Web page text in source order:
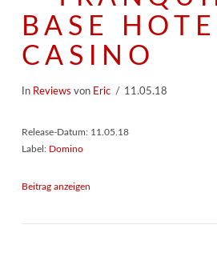
BASE
CASINO
In Reviews von Eric 11.05.18
Release-Datum: 11.05.18
Label: Domino
Beitrag anzeigen